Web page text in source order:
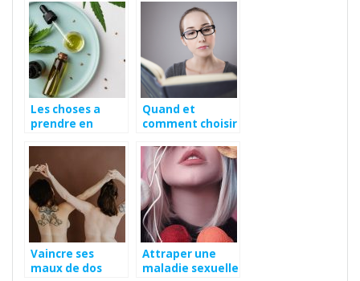
sante : la
numeration
formule
sanguine
Les choses a
prendre en
en gros
Quand et
comment choisir
lecture
Vaincre ses
maux de dos
Attraper une
maladie sexuelle